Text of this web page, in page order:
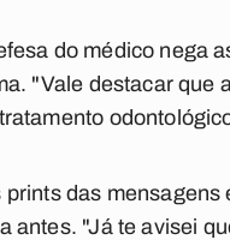
do médico nega
"Vale destacar que
prints das mensagens
antes. "Já te avisei